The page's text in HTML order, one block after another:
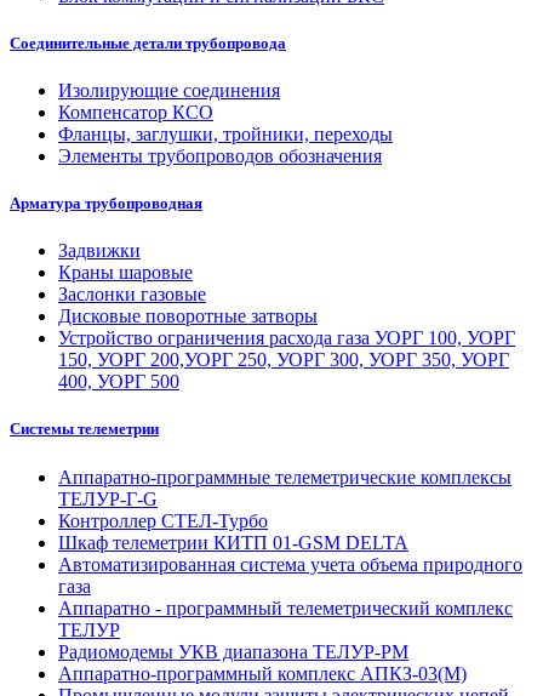
Соединительные детали трубопровода
Изолирующие соединения
Компенсатор КСО
Фланцы, заглушки, тройники, переходы
Элементы трубопроводов обозначения
Арматура трубопроводная
Задвижки
Краны шаровые
Заслонки газовые
Дисковые поворотные затворы
Устройство ограничения расхода газа УОРГ 100, УОРГ
150, УОРГ 200,УОРГ 250, УОРГ 300, УОРГ 350, УОРГ
400, УОРГ 500
Системы телеметрии
Аппаратно-программные телеметрические комплексы
ТЕЛУР-Г-G
Контроллер СТЕЛ-Турбо
Шкаф телеметрии КИТП 01-GSM DELTA
Автоматизированная система учета объема природного
газа
Аппаратно - программный телеметрический комплекс
ТЕЛУР
Радиомодемы УКВ диапазона ТЕЛУР-РМ
Аппаратно-программный комплекс АПКЗ-03(М)